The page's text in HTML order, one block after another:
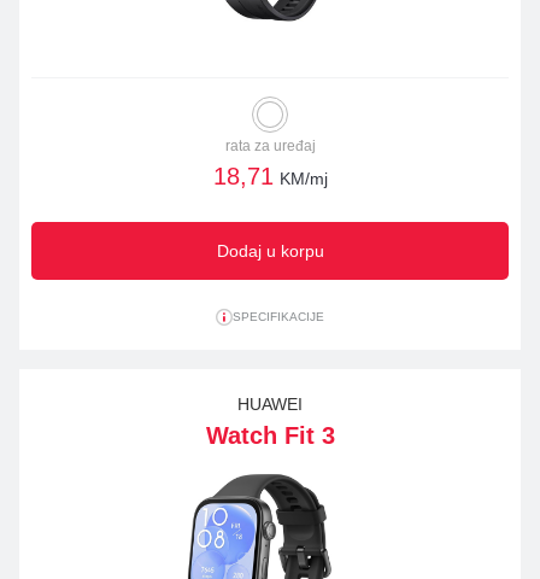
rata za uređaj
18,71 KM/mj
Dodaj u korpu
SPECIFIKACIJE
HUAWEI
Watch Fit 3